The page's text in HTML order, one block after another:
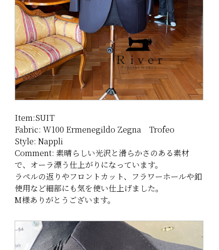
Item:SUIT
Fabric: W100 Ermenegildo Zegna Trofeo
Style: Nappli
Comment: 素晴らしい光沢と滑らかさのある素材
で、オーラ漂う仕上がりになっています。
ラペルの返りやフロントカット、フラワーホールや釦
使用など細部にも気を使い仕上げました。
M様ありがとうございます。